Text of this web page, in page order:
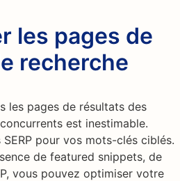
les pages de
recherche
les pages de résultats des
est inestimable.
pour vos mots-clés ciblés.
de featured snippets, de
vous pouvez optimiser votre